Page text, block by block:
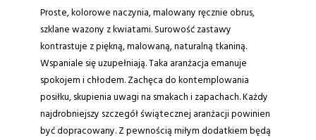
Proste, kolorowe naczynia, malowany ręcznie obrus,
szklane wazony z kwiatami. Surowość zastawy
kontrastuje z piękną, malowaną, naturalną tkaniną.
Wspaniale się uzupełniają. Taka aranżacja emanuje
spokojem i chłodem. Zachęca do kontemplowania
posiłku, skupienia uwagi na smakach i zapachach. Każdy
najdrobniejszy szczegół świątecznej aranżacji powinien
być dopracowany. Z pewnością miłym dodatkiem będą